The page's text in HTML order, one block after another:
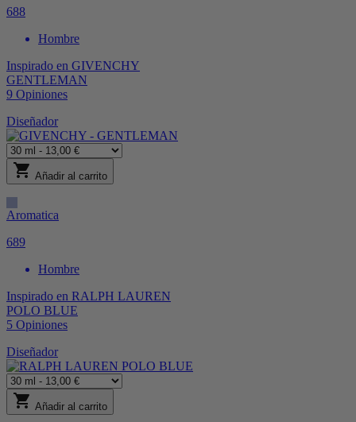
688
Hombre
Inspirado en GIVENCHY
GENTLEMAN
9 Opiniones
Diseñador
shopping_cart Añadir al carrito
Aromatica
689
Hombre
Inspirado en RALPH LAUREN
POLO BLUE
5 Opiniones
Diseñador
shopping_cart Añadir al carrito